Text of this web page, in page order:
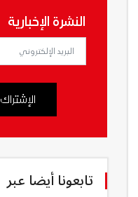
النشرة الإخبارية
الإشتراك
تابعونا أيضا عبر